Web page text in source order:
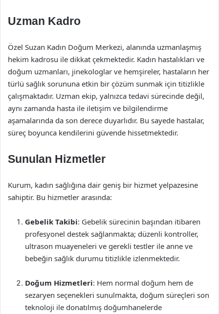
Uzman Kadro
Özel Suzan Kadın Doğum Merkezi, alanında uzmanlaşmış
hekim kadrosu ile dikkat çekmektedir. Kadın hastalıkları ve
doğum uzmanları, jinekologlar ve hemşireler, hastaların her
türlü sağlık sorununa etkin bir çözüm sunmak için titizlikle
çalışmaktadır. Uzman ekip, yalnızca tedavi sürecinde değil,
aynı zamanda hasta ile iletişim ve bilgilendirme
aşamalarında da son derece duyarlıdır. Bu sayede hastalar,
süreç boyunca kendilerini güvende hissetmektedir.
Sunulan Hizmetler
Kurum, kadın sağlığına dair geniş bir hizmet yelpazesine
sahiptir. Bu hizmetler arasında:
Gebelik Takibi: Gebelik sürecinin başından itibaren
profesyonel destek sağlanmakta; düzenli kontroller,
ultrason muayeneleri ve gerekli testler ile anne ve
bebeğin sağlık durumu titizlikle izlenmektedir.
Doğum Hizmetleri: Hem normal doğum hem de
sezaryen seçenekleri sunulmakta, doğum süreçleri son
teknoloji ile donatılmış doğumhanelerde